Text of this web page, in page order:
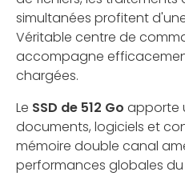
simultanées profitent
Véritable centre de
accompagne
chargées.
Le SSD de 512 Go apporte
documents, logiciels et
mémoire double canal
performances globales